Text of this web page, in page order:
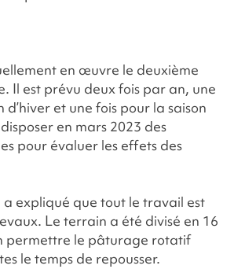
en œuvre le deuxième
Il est prévu deux fois par an, une
d’hiver et une fois pour la saison
en mars 2023 des
pour évaluer les effets des
a expliqué que tout le travail est
Le terrain a été divisé en 16
permettre le pâturage rotatif
le temps de repousser.